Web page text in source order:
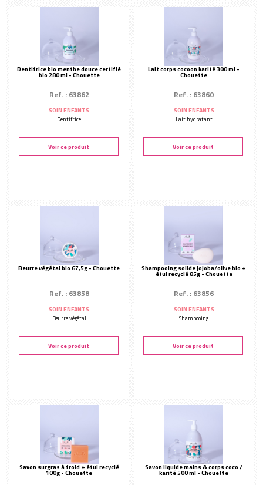
Minceur
Gourmand
Les essentiels
TYPES DE SOINS
Modelage pochons
Modelage pierres chaudes
Jambes & gel conducteur
Féminité
Déodorants
Soin Enfants
Minceur
Elixirs & Co
Biothalys
Dentifrice bio menthe douce certifié
bio 280 ml - Chouette
Ref. : 63862
SOIN ENFANTS
Dentifrice
Voir ce produit
Lait corps cocoon karité 300 ml -
Chouette
Ref. : 63860
SOIN ENFANTS
Lait hydratant
Voir ce produit
Beurre végétal bio 67,5g - Chouette
Ref. : 63858
SOIN ENFANTS
Beurre végétal
Voir ce produit
Shampooing solide jojoba/olive bio +
étui recyclé 85g - Chouette
Ref. : 63856
SOIN ENFANTS
Shampooing
Voir ce produit
Savon surgras à froid + étui recyclé
100g - Chouette
Savon liquide mains & corps coco /
karité 500 ml - Chouette